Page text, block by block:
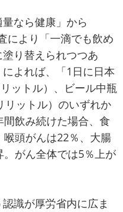
なら健康」から
により「一滴でも飲め
り替えられつつあ
よれば、「1日に日本
ットル）、ビール中瓶
リットル）のいずれか
飲み続けた場合、食
頭がんは22％、大腸
がん全体では5％上が
識が厚労省内に広ま